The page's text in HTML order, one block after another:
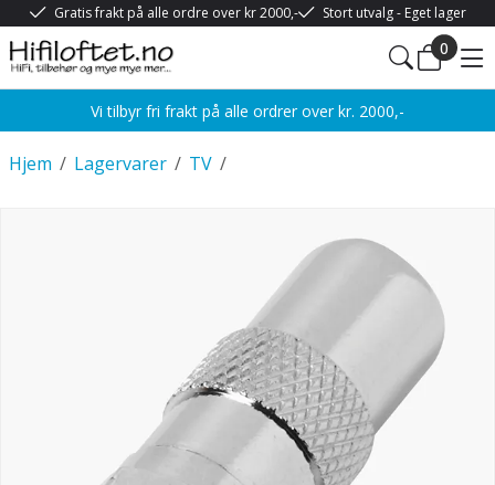
Gratis frakt på alle ordre over kr 2000,- Stort utvalg - Eget lager
0
Vi tilbyr fri frakt på alle ordrer over kr. 2000,-
/
Hjem /
Lagervarer /
TV